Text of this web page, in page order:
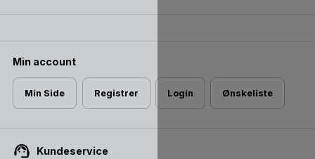
Min account
Min Side Registrer Login Ønskeliste
Kundeservice